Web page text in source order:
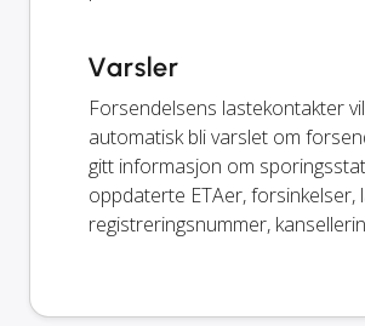
Varsler
Forsendelsens lastekontakter vil
automatisk bli varslet om
gitt informasjon om
oppdaterte ETAer, forsinkelser,
registreringsnummer,